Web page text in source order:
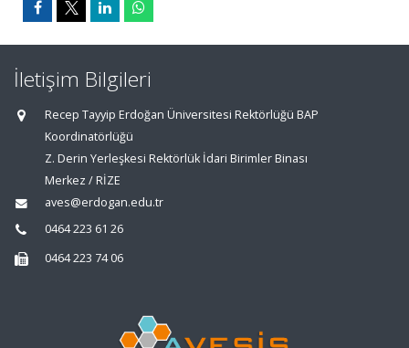
İletişim Bilgileri
Recep Tayyip Erdoğan Üniversitesi Rektörlüğü BAP
Koordinatörlüğü
Z. Derin Yerleşkesi Rektörlük İdari Birimler Binası
Merkez / RİZE
aves@erdogan.edu.tr
0464 223 61 26
0464 223 74 06